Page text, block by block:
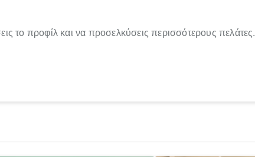
το προφίλ και να προσελκύσεις περισσότερους πελάτες.